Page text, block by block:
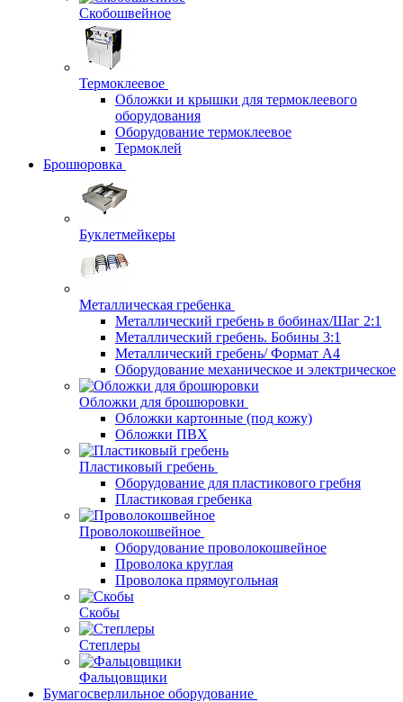
Скобошвейное
Термоклеевое
Обложки и крышки для термоклеевого
оборудования
Оборудование термоклеевое
Термоклей
Брошюровка
Буклетмейкеры
Металлическая гребенка
Металлический гребень в бобинах/Шаг 2:1
Металлический гребень. Бобины 3:1
Металлический гребень/ Формат А4
Оборудование механическое и электрическое
Обложки для брошюровки
Обложки картонные (под кожу)
Обложки ПВХ
Пластиковый гребень
Оборудование для пластикового гребня
Пластиковая гребенка
Проволокошвейное
Оборудование проволокошвейное
Проволока круглая
Проволока прямоугольная
Скобы
Степлеры
Фальцовщики
Бумагосверлильное оборудование